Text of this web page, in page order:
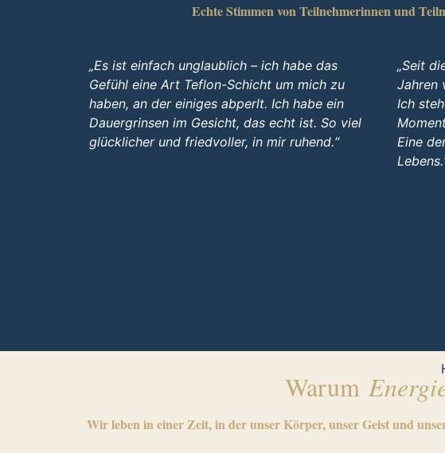
Echte Stimmen von Teilnehmerinnen und
„Es ist einfach unglaublich – ich habe das
Gefühl eine Art Teflon-Schicht um mich zu
haben, an der einiges abperlt. Ich habe ein
Dauergrinsen im Gesicht, das echt ist. So viel
glücklicher und friedvoller, in mir ruhend.“
„Seit
Jahren
Ich
Eine
Warum
Wir leben in einer Zeit, in der unser Körper, unser Geist und